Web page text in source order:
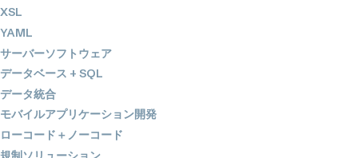
XSL
YAML
サーバーソフトウェア
データベース + SQL
データ統合
モバイルアプリケーション開発
ローコード＋ノーコード